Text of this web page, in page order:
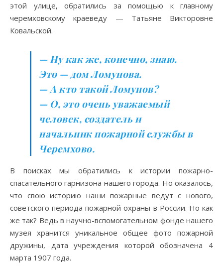
этой улице, обратились за помощью к главному
черемховскому краеведу — Татьяне Викторовне
Ковальской.
— Ну как же, конечно, знаю.
Это — дом Ломунова.
— А кто такой Ломунов?
— О, это очень уважаемый
человек, создатель и
начальник пожарной службы в
Черемхово.
В поисках мы обратились к истории пожарно-
спасательного гарнизона нашего города. Но оказалось,
что свою историю наши пожарные ведут с нового,
советского периода пожарной охраны в России. Но как
же так? Ведь в научно-вспомогательном фонде нашего
музея хранится уникальное общее фото пожарной
дружины, дата учреждения которой обозначена 4
марта 1907 года.